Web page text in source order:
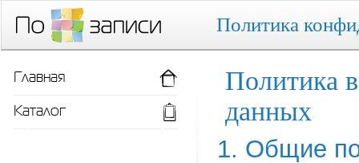
Политика
Политика
данных
1. Общие
Главная
Каталог